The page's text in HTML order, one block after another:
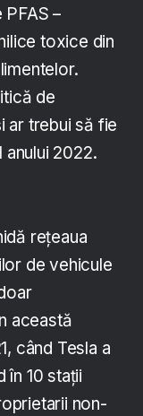
–
toxice din
de
ar trebui să fie
anului 2022.
rețeaua
de vehicule
această
când Tesla a
în 10 stații
non-